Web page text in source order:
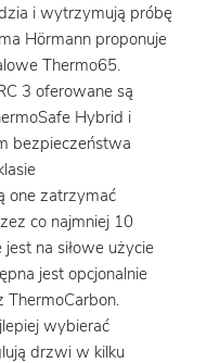
i wytrzymują próbę
Hörmann proponuje
Thermo65.
3 oferowane są
Hybrid i
bezpieczeństwa
one zatrzymać
co najmniej 10
na siłowe użycie
jest opcjonalnie
wybierać
drzwi w kilku